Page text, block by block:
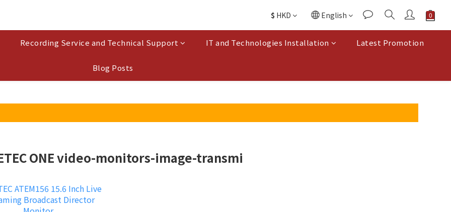
$ HKD English
Recording Service and Technical Support IT and Technologies Installation Latest Promotion
Blog Posts
ONE video-monitors-image-transmi